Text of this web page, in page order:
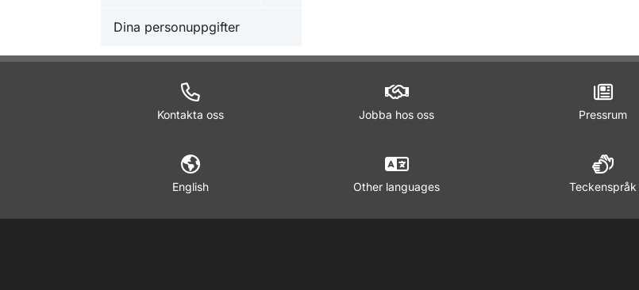
Dina personuppgifter
Kontakta oss Jobba hos oss Pressrum
English Other languages Teckenspråk